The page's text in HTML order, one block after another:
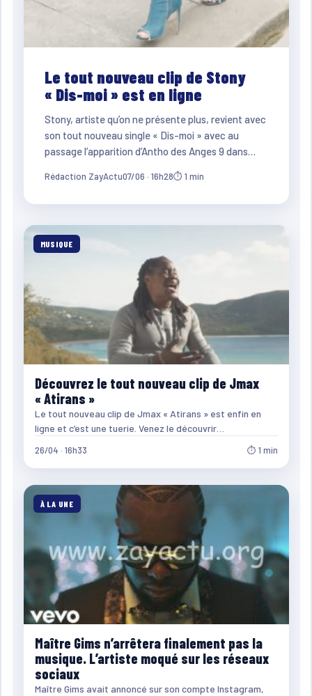
Le tout nouveau clip de Stony
« Dis-moi » est en ligne
Stony, artiste qu’on ne présente plus, revient avec
son tout nouveau single « Dis-moi » avec au
passage l’apparition d’Antho des Anges 9 dans…
Rédaction ZayActu07/06 · 16h28⏱ 1 min
MUSIQUE
Découvrez le tout nouveau clip de Jmax
« Atirans »
Le tout nouveau clip de Jmax « Atirans » est enfin en
ligne et c’est une tuerie. Venez le découvrir…
26/04 · 16h33 ⏱ 1 min
À LA UNE
Maître Gims n’arrêtera finalement pas la
musique. L’artiste moqué sur les réseaux
sociaux
Maître Gims avait annoncé sur son compte Instagram,